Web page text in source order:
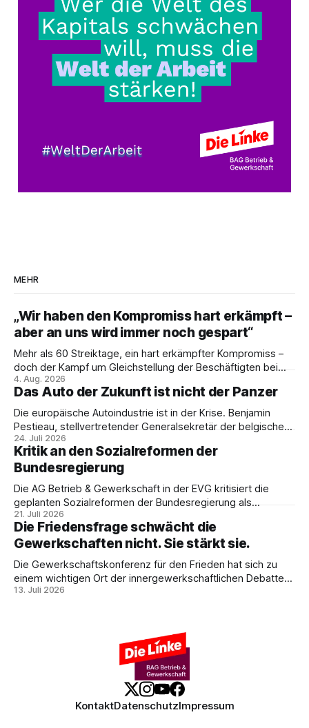
MEHR
„Wir haben den Kompromiss hart erkämpft –
aber an uns wird immer noch gespart“
Mehr als 60 Streiktage, ein hart erkämpfter Kompromiss –
doch der Kampf um Gleichstellung der Beschäftigten bei
den Vivantes-Töchtern geht weiter. Im Gespräch mit Julia-
C. Stange zieht Nicodem Tomkowiak Bilanz des
Erzwingungsstreiks und formuliert klare Erwartungen an die
Politik.
4. Aug. 2026
Das Auto der Zukunft ist nicht der Panzer
Die europäische Autoindustrie ist in der Krise. Benjamin
Pestieau, stellvertretender Generalsekretär der belgischen
PTB, zeigt, warum das kein technisches Schicksal ist – und
weshalb die Antwort nicht Aufrüstung, sondern eine
demokratische Industriepolitik im Interesse der
Beschäftigten sein muss.
24. Juli 2026
Kritik an den Sozialreformen der
Bundesregierung
Die AG Betrieb & Gewerkschaft in der EVG kritisiert die
geplanten Sozialreformen der Bundesregierung als
Belastung für Beschäftigte und Sozialstaat. In ihrer
Stellungnahme fordert sie Umverteilung, Investitionen und
gemeinsamen gewerkschaftlichen Widerstand gegen
Sozialabbau.
21. Juli 2026
Die Friedensfrage schwächt die
Gewerkschaften nicht. Sie stärkt sie.
Die Gewerkschaftskonferenz für den Frieden hat sich zu
einem wichtigen Ort der innergewerkschaftlichen Debatte
entwickelt. Ulrike Eifler erklärt, warum Friedenspolitik und
13. Juli 2026
KontaktDatenschutzImpressum